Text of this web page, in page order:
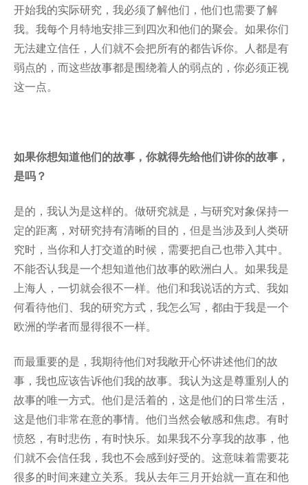
开始我的实际研究，我必须了解他们，他们也需要了解
我。我每个月特地安排三到四次和他们的聚会。如果你们
无法建立信任，人们就不会把所有的都告诉你。人都是有
弱点的，而这些故事都是围绕着人的弱点的，你必须正视
这一点。
如果你想知道他们的故事，你就得先给他们讲你的故事，
是吗？
是的，我认为是这样的。做研究就是，与研究对象保持一
定的距离，对研究持有清晰的目的，但是当涉及到人类研
究时，当你和人打交道的时候，需要把自己也带入其中。
不能否认我是一个想知道他们故事的欧洲白人。如果我是
上海人，一切就会很不一样。他们和我说话的方式、我如
何看待他们、我的研究方式，我怎么写，都由于我是一个
欧洲的学者而显得很不一样。
而最重要的是，我期待他们对我敞开心怀讲述他们的故
事，我也应该告诉他们我的故事。我认为这是尊重别人的
故事的唯一方式。他们是活着的，这是他们的日常生活，
这是他们非常在意的事情。他们当然会敏感和焦虑。有时
愤怒，有时悲伤，有时快乐。如果我不分享我的故事，他
们就不会信任我，我也不会感到好受的。这意味着需要花
很多的时间来建立关系。我从去年三月开始就一直在和他